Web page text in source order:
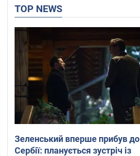
TOP NEWS
Зеленський вперше прибув до
Сербії: планується зустріч із